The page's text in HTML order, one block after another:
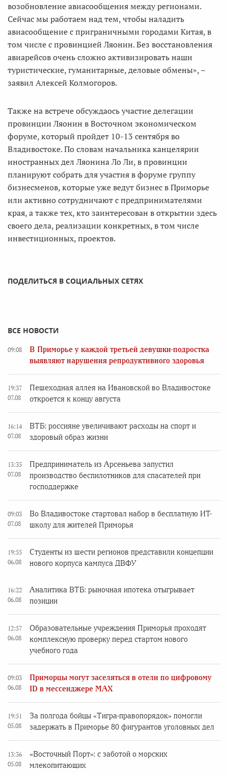
возобновление авиасообщения между регионами.
Сейчас мы работаем над тем, чтобы наладить
авиасообщение с приграничными городами Китая, в
том числе с провинцией Ляонин. Без восстановления
авиарейсов очень сложно активизировать наши
туристические, гуманитарные, деловые обмены», –
заявил Алексей Колмогоров.
Также на встрече обсуждаось участие делегации
провинции Ляонин в Восточном экономическом
форуме, который пройдет 10-13 сентября во
Владивостоке. По словам начальника канцелярии
иностранных дел Ляонина Ло Ли, в провинции
планируют собрать для участия в форуме группу
бизнесменов, которые уже ведут бизнес в Приморье
или активно сотрудничают с предпринимателями
края, а также тех, кто заинтересован в открытии здесь
своего дела, реализации конкретных, в том числе
инвестиционных, проектов.
ПОДЕЛИТЬСЯ В СОЦИАЛЬНЫХ СЕТЯХ
ВСЕ НОВОСТИ
09:08
В Приморье у каждой третьей девушки-подростка
выявляют нарушения репродуктивного здоровья
19:37
07.08
Пешеходная аллея на Ивановской во Владивостоке
откроется к концу августа
16:14
07.08
ВТБ: россияне увеличивают расходы на спорт и
здоровый образ жизни
13:35
07.08
Предприниматель из Арсеньева запустил
производство беспилотников для спасателей при
господдержке
09:03
07.08
Во Владивостоке стартовал набор в бесплатную ИТ-
школу для жителей Приморья
19:55
06.08
Студенты из шести регионов представили концепции
нового корпуса кампуса ДВФУ
16:22
06.08
Аналитика ВТБ: рыночная ипотека отыгрывает
позиции
12:57
06.08
Образовательные учреждения Приморья проходят
комплексную проверку перед стартом нового
учебного года
09:03
06.08
Приморцы могут заселяться в отели по цифровому
ID в мессенджере MAX
19:51
05.08
За полгода бойцы «Тигра-правопорядок» помогли
задержать в Приморье 80 фигурантов уголовных дел
13:36
05.08
«Восточный Порт»: с заботой о морских
млекопитающих